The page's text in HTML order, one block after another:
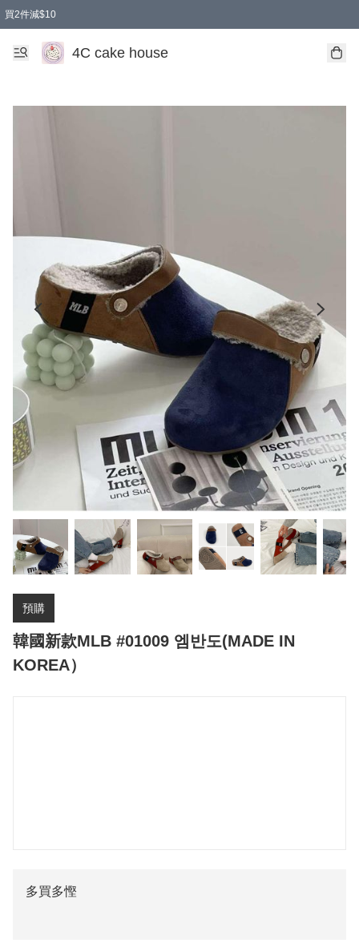
買2件減$10
任選兩件減$10
買兩盒減$10
買兩件減$10
買2件減$10
4C cake house
預購
韓國新款MLB #01009 엠반도(MADE IN
KOREA）
多買多慳